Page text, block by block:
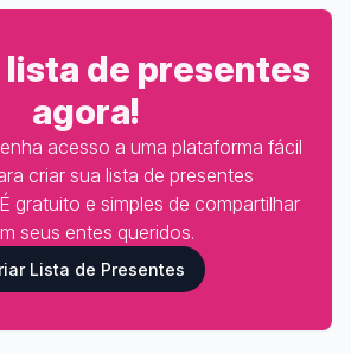
lista de presentes
agora!
acesso a uma plataforma fácil
criar sua lista de presentes
gratuito e simples de compartilhar
seus entes queridos.
Lista de Presentes